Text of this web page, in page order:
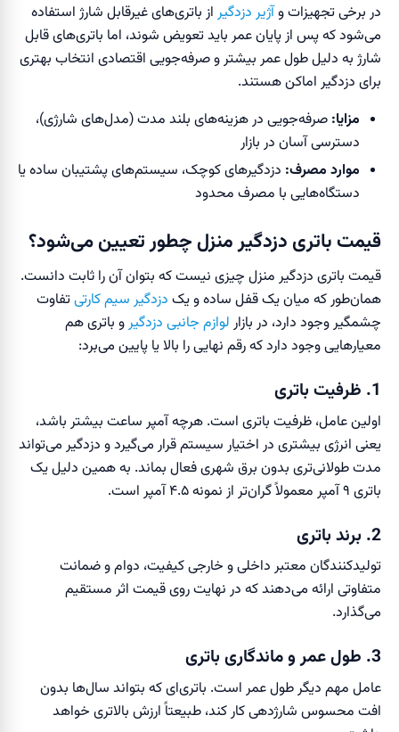
در برخی تجهیزات وآژیر دزدگیر از باتری‌های غیرقابل شارژ استفاده
می‌شود که پس از پایان عمر باید تعویض شوند، اما باتری‌های قابل
شارژ به دلیل طول عمر بیشتر و صرفه‌جویی اقتصادی انتخاب بهتری
برای دزدگیر اماکن هستند.
مزایا: صرفه‌جویی در هزینه‌های بلند مدت (مدل‌های شارژی)،
دسترسی آسان در بازار
موارد مصرف: دزدگیرهای کوچک، سیستم‌های پشتیبان ساده یا
دستگاه‌هایی با مصرف محدود
قیمت باتری دزدگیر منزل چطور تعیین می‌شود؟
قیمت باتری دزدگیر منزل چیزی نیست که بتوان آن را ثابت دانست.
همان‌طور که میان یک قفل ساده و یک دزدگیر سیم کارتیتفاوت
چشمگیر وجود دارد، در بازار لوازم جانبی دزدگیرو باتری هم
معیارهایی وجود دارد که رقم نهایی را بالا یا پایین می‌برد:
1. ظرفیت باتری
اولین عامل، ظرفیت باتری است. هرچه آمپر ساعت بیشتر باشد،
یعنی انرژی بیشتری در اختیار سیستم قرار می‌گیرد و دزدگیر می‌تواند
مدت طولانی‌تری بدون برق شهری فعال بماند. به همین دلیل یک
باتری ۹ آمپر معمولاً گران‌تر از نمونه ۴.۵ آمپر است.
2. برند باتری
تولیدکنندگان معتبر داخلی و خارجی کیفیت، دوام و ضمانت
متفاوتی ارائه می‌دهند که در نهایت روی قیمت اثر مستقیم
می‌گذارد.
3. طول عمر و ماندگاری باتری
عامل مهم دیگر طول عمر است. باتری‌ای که بتواند سال‌ها بدون
افت محسوس شارژدهی کار کند، طبیعتاً ارزش بالاتری خواهد